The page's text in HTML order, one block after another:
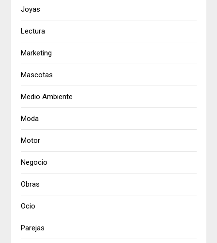
Joyas
Lectura
Marketing
Mascotas
Medio Ambiente
Moda
Motor
Negocio
Obras
Ocio
Parejas